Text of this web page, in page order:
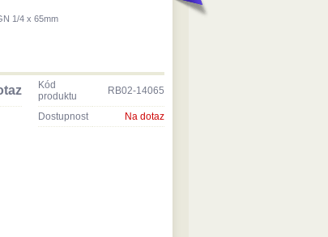
1/4 x 65mm
Kód
produktu
RB02-14065
Dostupnost Na dotaz